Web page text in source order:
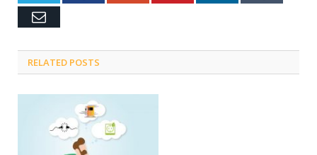
Email
RELATED POSTS